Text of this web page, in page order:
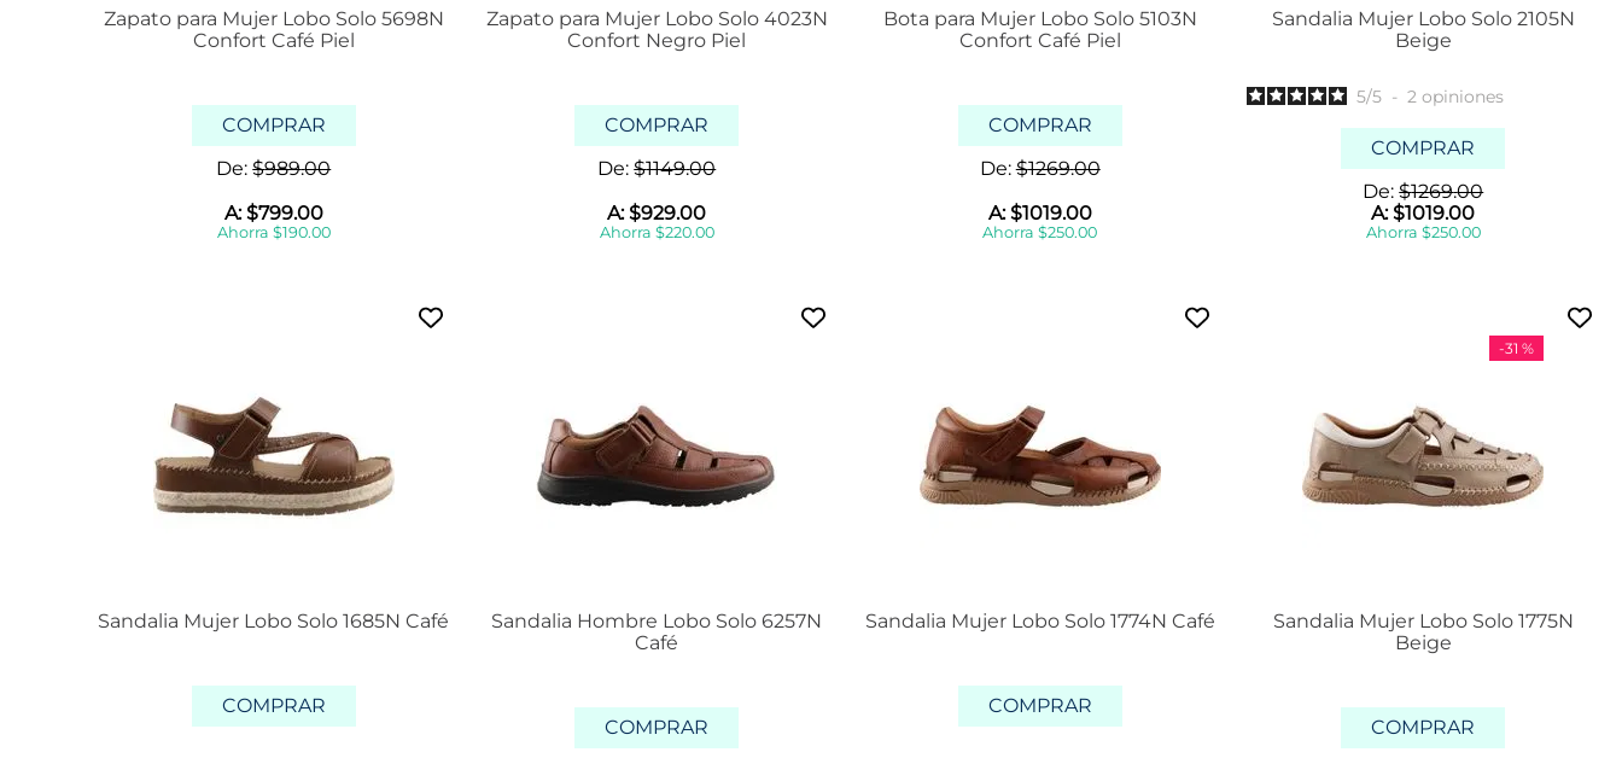
Zapato para Mujer Lobo Solo 5698N
Confort Café Piel
COMPRAR
De:$989.00
A:$799.00
Ahorra $190.00
Zapato para Mujer Lobo Solo 4023N
Confort Negro Piel
COMPRAR
De:$1149.00
A:$929.00
Ahorra $220.00
Bota para Mujer Lobo Solo 5103N
Confort Café Piel
COMPRAR
De:$1269.00
A:$1019.00
Ahorra$250.00
Sandalia Mujer Lobo Solo 2105N
Beige
5/5 - 2 opiniones
COMPRAR
De:$1269.00
A:$1019.00
Ahorra $250.00
Sandalia Mujer Lobo Solo 1685N Café
COMPRAR
Sandalia Hombre Lobo Solo 6257N
Café
COMPRAR
Sandalia Mujer Lobo Solo 1774N Café
COMPRAR
-31 %
Sandalia Mujer Lobo Solo 1775N
Beige
COMPRAR